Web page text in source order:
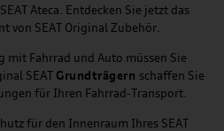
Ateca. Entdecken Sie jetzt das
von SEAT Original Zubehör.
mit Fahrrad und Auto müssen Sie
SEAT Grundträgern schaffen Sie
für Ihren Fahrrad-Transport.
für den Innenraum Ihres SEAT